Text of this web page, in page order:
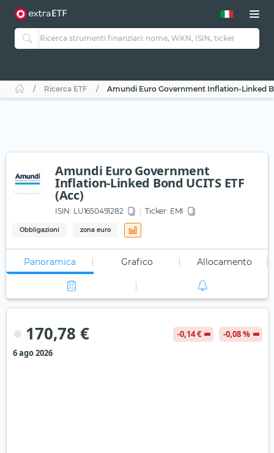
Ricerca ETF Amundi Euro Government Inflation-Linked
Amundi Euro Government
Inflation-Linked Bond UCITS ETF
(Acc)
ISIN: LU1650491282 Ticker: EMI
Obbligazioni zona euro
Panoramica Grafico Allocamento
170,78 € -0,14 €
-0,08 %
6 ago 2026